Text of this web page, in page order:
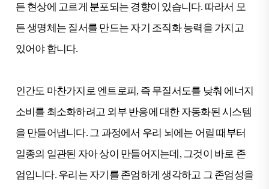
든 현상에 고르게 분포되는 경향이 있습니다. 따라서 모
든 생명체는 질서를 만드는 자기 조직화 능력을 가지고
있어야 합니다.
인간도 마찬가지로 엔트로피, 즉 무질서도를 낮춰 에너지
소비를 최소화하려고 외부 반응에 대한 자동화된 시스템
을 만들어냅니다. 그 과정에서 우리 뇌에는 어릴 때부터
일종의 일관된 자아 상이 만들어지는데, 그것이 바로 존
엄입니다. 우리는 자기를 존엄하게 생각하고 그 존엄성을